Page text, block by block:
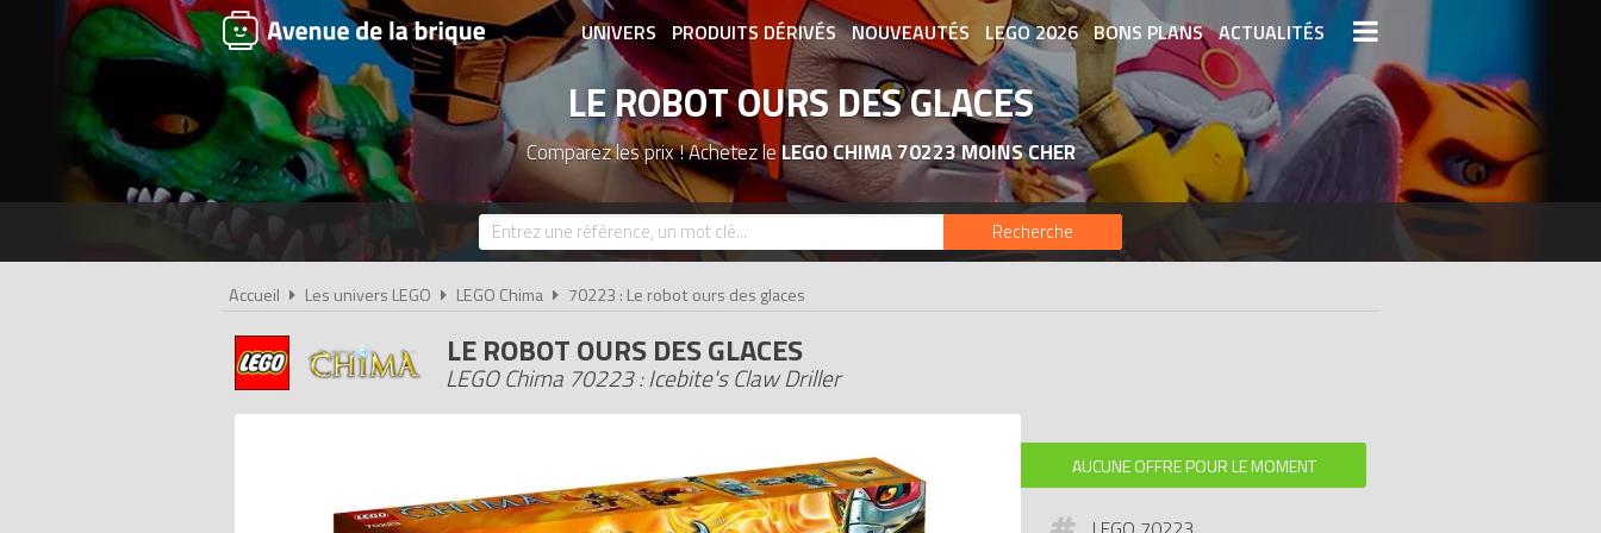
UNIVERS PRODUITS DÉRIVÉS NOUVEAUTÉS LEGO 2026 BONS PLANS ACTUALITÉS
ASSOCIATIONS DE FANS EXPOSITIONS LEGO LEGO LES PLUS CHERS
DERNIERS LEGO AJOUTÉS
LE ROBOT OURS DES GLACES
Comparez les prix ! Achetez leLEGO CHIMA 70223 MOINS CHER
Recherche
Accueil Les univers LEGO LEGO Chima 70223 : Le robot ours des glaces
LE ROBOT OURS DES GLACES
LEGO Chima 70223 : Icebite's Claw Driller
AUCUNE OFFRE POUR LE MOMENT